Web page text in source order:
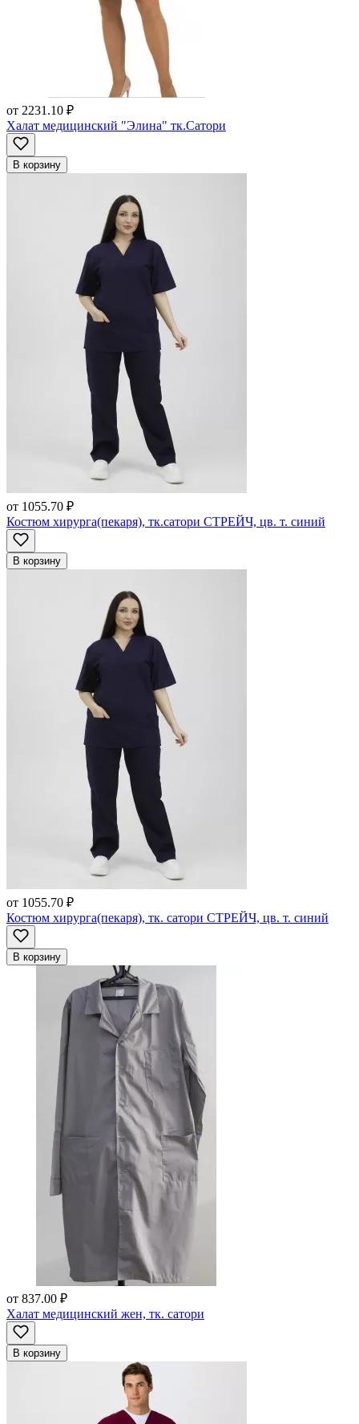
от 2231.10 ₽
Халат медицинский "Элина" тк.Сатори
В корзину
от 1055.70 ₽
Костюм хирурга(пекаря), тк.сатори СТРЕЙЧ, цв. т. синий
В корзину
от 1055.70 ₽
Костюм хирурга(пекаря), тк. сатори СТРЕЙЧ, цв. т. синий
В корзину
от 837.00 ₽
Халат медицинский жен, тк. сатори
В корзину